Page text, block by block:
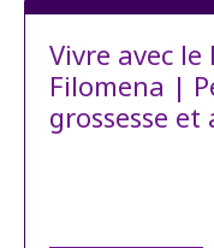
Vivre avec le
Filomena |
grossesse